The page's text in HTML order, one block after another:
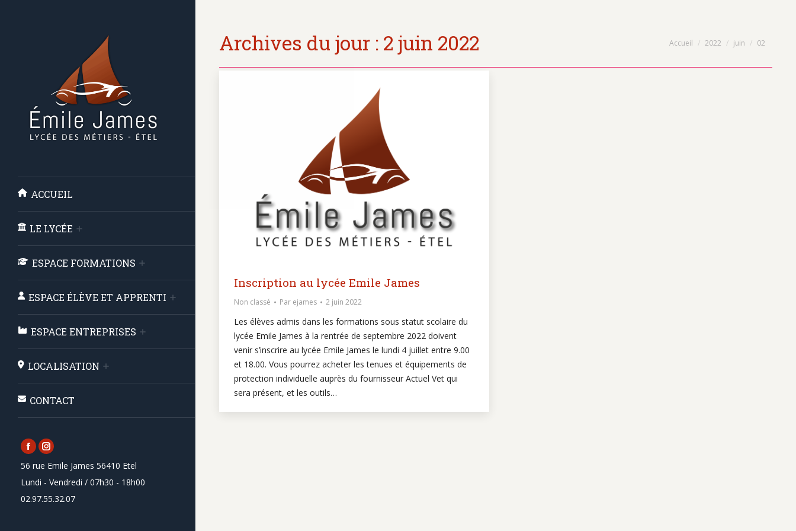
ACCUEIL
LE LYCÉE
ESPACE FORMATIONS
ESPACE ÉLÈVE ET APPRENTI
ESPACE ENTREPRISES
LOCALISATION
CONTACT
Facebook
page
opens
in
Instagram
page
opens
in
56 rue Emile James 56410 Etel
Lundi - Vendredi / 07h30 - 18h00
02.97.55.32.07
Archives du jour : 2 juin 2022 Vous êtes ici :
Accueil 2022 juin 02
Inscription au lycée Emile James
Non classé Par ejames 2 juin 2022
Les élèves admis dans les formations sous statut scolaire du
lycée Emile James à la rentrée de septembre 2022 doivent
venir s’inscrire au lycée Emile James le lundi 4 juillet entre 9.00
et 18.00. Vous pourrez acheter les tenues et équipements de
protection individuelle auprès du fournisseur Actuel Vet qui
sera présent, et les outils…